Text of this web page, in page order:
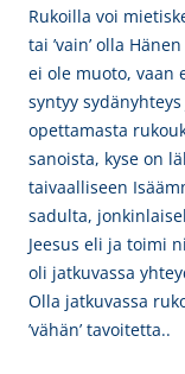
Rukoilla voi
tai ’vain’ olla
ei ole muoto, vaan
syntyy
opettamasta
sanoista, kyse on
taivaalliseen
sadulta,
Jeesus eli ja toimi
oli jatkuvassa
Olla jatkuvassa
’vähän’ tavoitetta..